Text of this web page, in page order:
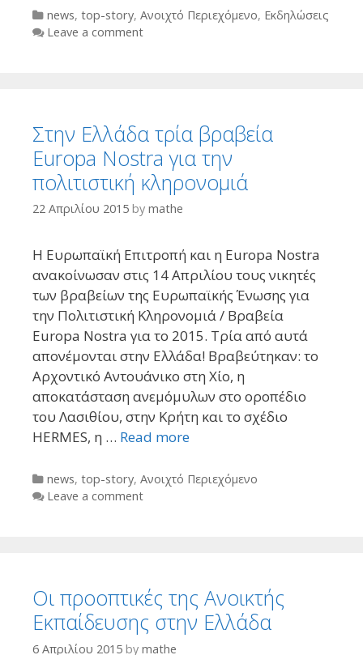
Categories
news, top-story, Ανοιχτό Περιεχόμενο, Εκδηλώσεις
Leave a comment
Στην Ελλάδα τρία βραβεία
Europa Nostra για την
πολιτιστική κληρονομιά
22 Απριλίου 2015 by mathe
Η Ευρωπαϊκή Επιτροπή και η Europa Nostra
ανακοίνωσαν στις 14 Απριλίου τους νικητές
των βραβείων της Ευρωπαϊκής Ένωσης για
την Πολιτιστική Κληρονομιά / Βραβεία
Εuropa Nostra για το 2015. Τρία από αυτά
απονέμονται στην Ελλάδα! Βραβεύτηκαν: το
Αρχοντικό Αντουάνικο στη Χίο, η
αποκατάσταση ανεμόμυλων στο οροπέδιο
του Λασιθίου, στην Κρήτη και το σχέδιο
HERMES, η … Read more
Categories
news, top-story, Ανοιχτό Περιεχόμενο
Leave a comment
Οι προοπτικές της Ανοικτής
Εκπαίδευσης στην Ελλάδα
6 Απριλίου 2015 by mathe